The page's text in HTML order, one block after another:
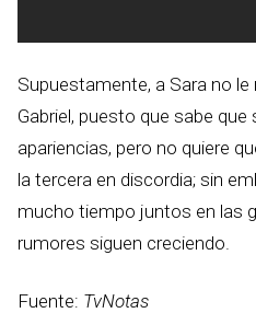
Supuestamente, a Sara no
Gabriel, puesto que sabe
apariencias, pero no quiere
la tercera en discordia; sin
mucho tiempo juntos en las
rumores siguen creciendo.
Fuente: TvNotas